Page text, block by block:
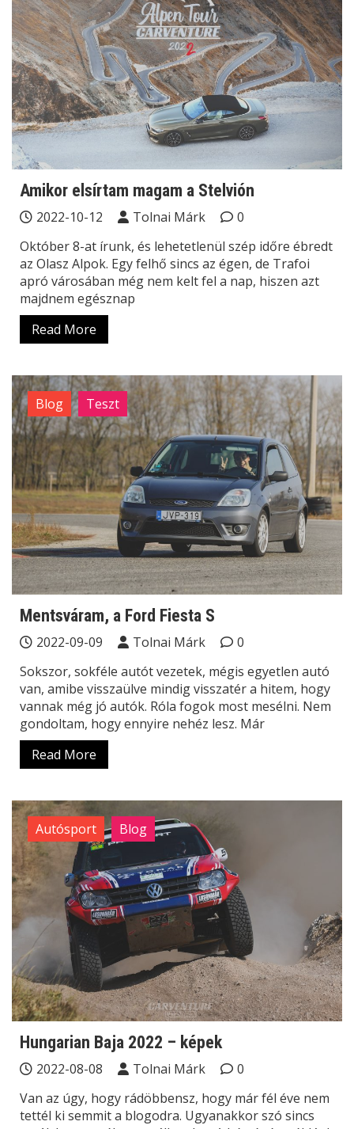
Amikor elsírtam magam a Stelvión
2022-10-12 Tolnai Márk
0
Október 8-at írunk, és lehetetlenül szép időre ébredt
az Olasz Alpok. Egy felhő sincs az égen, de Trafoi
apró városában még nem kelt fel a nap, hiszen azt
majdnem egésznap
Read More
Blog Teszt
Mentsváram, a Ford Fiesta S
2022-09-09 Tolnai Márk
0
Sokszor, sokféle autót vezetek, mégis egyetlen autó
van, amibe visszaülve mindig visszatér a hitem, hogy
vannak még jó autók. Róla fogok most mesélni. Nem
gondoltam, hogy ennyire nehéz lesz. Már
Read More
Autósport Blog
Hungarian Baja 2022 – képek
2022-08-08 Tolnai Márk
0
Van az úgy, hogy rádöbbensz, hogy már fél éve nem
tettél ki semmit a blogodra. Ugyanakkor szó sincs